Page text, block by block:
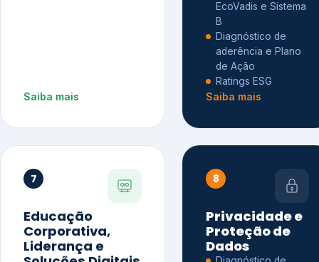
Saiba mais
EcoVadis e Sistema
B
Diagnóstico de
aderência e Plano
de Ação
Ratings ESG
Saiba mais
7
Educação
Corporativa,
Liderança e
8
Privacidade e
Proteção de
Dados